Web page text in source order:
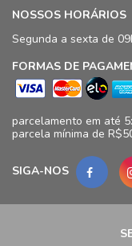
NOSSOS HORÁRIOS
Segunda a sexta de
FORMAS DE
parcelamento em até
parcela mínima de
SIGA-NOS